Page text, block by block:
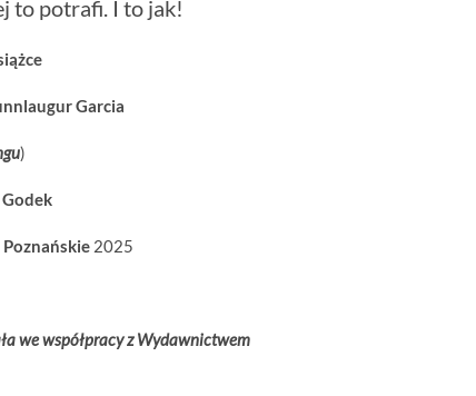
to potrafi. I to jak!
Garcia
)
2025
we współpracy z Wydawnictwem